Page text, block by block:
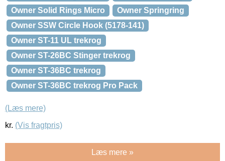
Owner Solid Rings Micro
Owner Springring
Owner SSW Circle Hook (5178-141)
Owner ST-11 UL trekrog
Owner ST-26BC Stinger trekrog
Owner ST-36BC trekrog
Owner ST-36BC trekrog Pro Pack
(Læs mere)
kr. (Vis fragtpris)
Læs mere »